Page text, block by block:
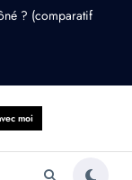
? (comparatif
moi